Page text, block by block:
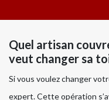
Quel artisan
veut changer sa
Si vous voulez changer
expert. Cette opération